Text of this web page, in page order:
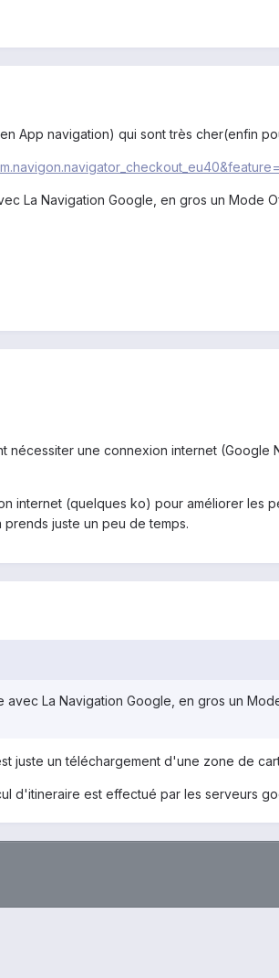
App navigation) qui sont très cher(enfin
La Navigation Google, en gros un Mode
nécessiter une connexion internet
internet (quelques ko) pour améliorer les
juste un peu de temps.
La Navigation Google, en gros un
juste un téléchargement d'une zone de
d'itineraire est effectué par les serveurs